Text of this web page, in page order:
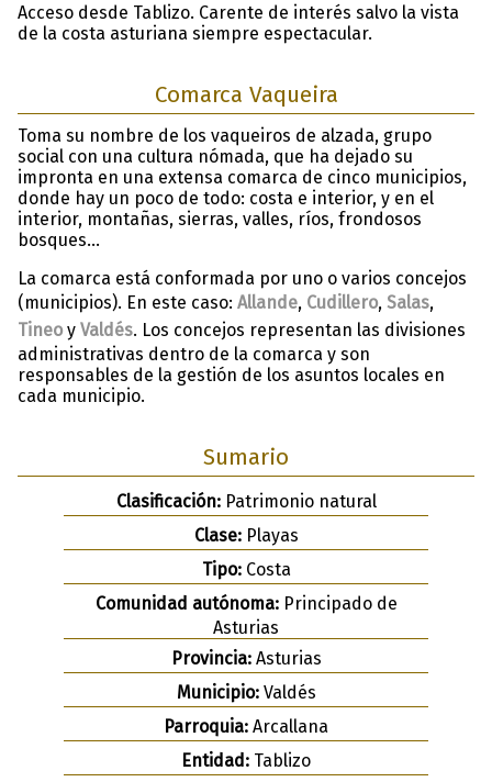
Acceso desde Tablizo. Carente de interés salvo la vista
de la costa asturiana siempre espectacular.
Comarca Vaqueira
Toma su nombre de los vaqueiros de alzada, grupo
social con una cultura nómada, que ha dejado su
impronta en una extensa comarca de cinco municipios,
donde hay un poco de todo: costa e interior, y en el
interior, montañas, sierras, valles, ríos, frondosos
bosques…
La comarca está conformada por uno o varios concejos
(municipios). En este caso: Allande, Cudillero, Salas,
Tineo y Valdés. Los concejos representan las divisiones
administrativas dentro de la comarca y son
responsables de la gestión de los asuntos locales en
cada municipio.
Sumario
Clasificación:Patrimonio natural
Clase:Playas
Tipo:Costa
Comunidad autónoma:Principado de
Asturias
Provincia:Asturias
Municipio:Valdés
Parroquia: Arcallana
Entidad: Tablizo